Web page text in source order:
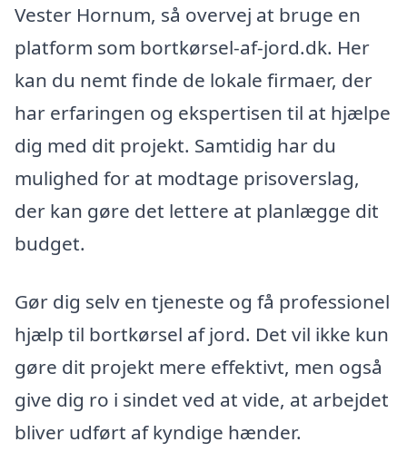
Vester Hornum, så overvej at bruge en
platform som bortkørsel-af-jord.dk. Her
kan du nemt finde de lokale firmaer, der
har erfaringen og ekspertisen til at hjælpe
dig med dit projekt. Samtidig har du
mulighed for at modtage prisoverslag,
der kan gøre det lettere at planlægge dit
budget.
Gør dig selv en tjeneste og få professionel
hjælp til bortkørsel af jord. Det vil ikke kun
gøre dit projekt mere effektivt, men også
give dig ro i sindet ved at vide, at arbejdet
bliver udført af kyndige hænder.